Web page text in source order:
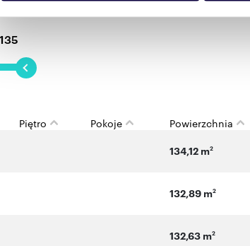
uzyskanymi podczas korzystania z ich usług.
Piętro Pokoje Powierzchnia
134,12 m2
132,89 m2
132,63 m2